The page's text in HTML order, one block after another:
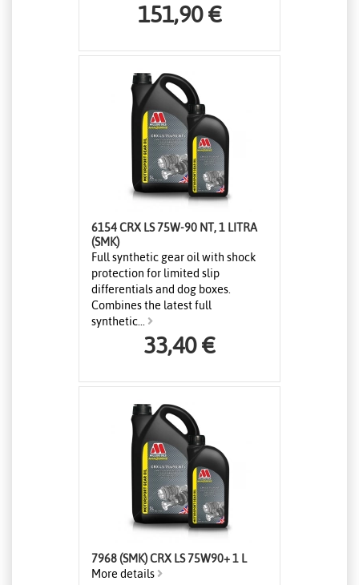
151,90 €
6154 CRX LS 75W-90 NT, 1 LITRA
(SMK)
Full synthetic gear oil with shock
protection for limited slip
differentials and dog boxes.
Combines the latest full
synthetic...
33,40 €
7968 (SMK) CRX LS 75W90+ 1 L
More details